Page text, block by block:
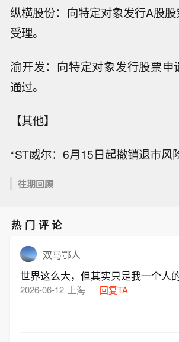
纵横股份：向特定对象发行A股
受理。
渝开发：向特定对象发行股票申
通过。
【其他】
*ST威尔：6月15日起撤销退市风
往期回顾
热门评论
双马鄂人
世界这么大，但其实只是我一个人
2026-06-12 上海 回复TA